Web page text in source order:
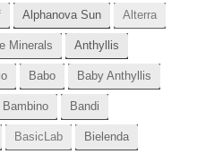
Alphanova Sun Alterra
Minerals Anthyllis
Babo Baby Anthyllis
Bambino Bandi
BasicLab Bielenda